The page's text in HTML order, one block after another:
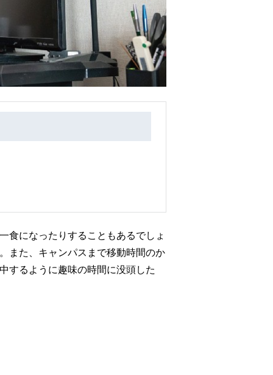
になったりすることもあるでしょ
また、キャンパスまで移動時間のか
するように趣味の時間に没頭した